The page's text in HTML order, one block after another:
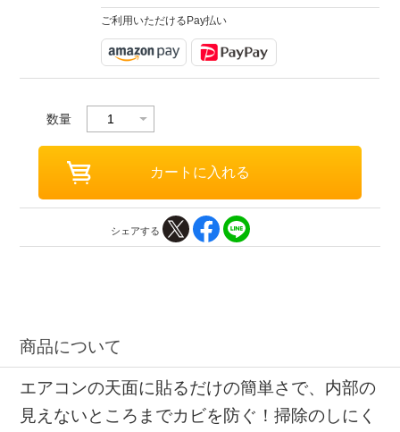
ご利用いただけるPay払い
数量
シェアする
商品について
エアコンの天面に貼るだけの簡単さで、内部の
見えないところまでカビを防ぐ！掃除のしにく